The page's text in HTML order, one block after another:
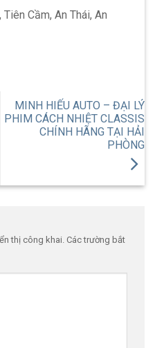
Cầm, An Thái, An
MINH HIẾU AUTO – ĐẠI LÝ
PHIM CÁCH NHIỆT CLASSIS
CHÍNH HÃNG TẠI HẢI
PHÒNG
thị công khai. Các trường bắt